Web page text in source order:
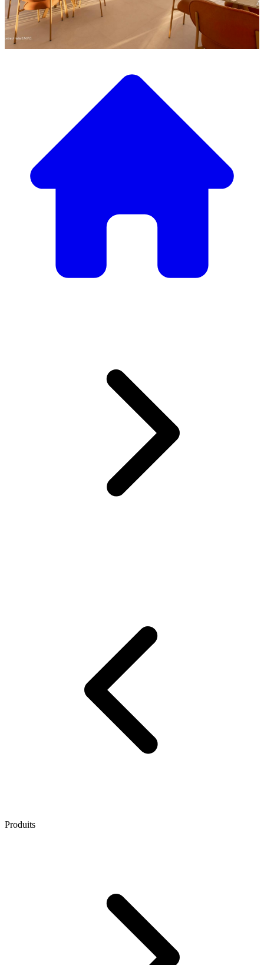
Découvrez notre large sélection de mobilier design
Notre Catalogue de
Mobilier
luxe, nous avons tout ce qu’il faut pour créer l’ambiance
Produits